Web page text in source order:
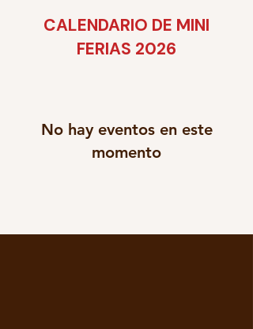
CALENDARIO DE MINI
FERIAS 2026
No hay eventos en este
momento